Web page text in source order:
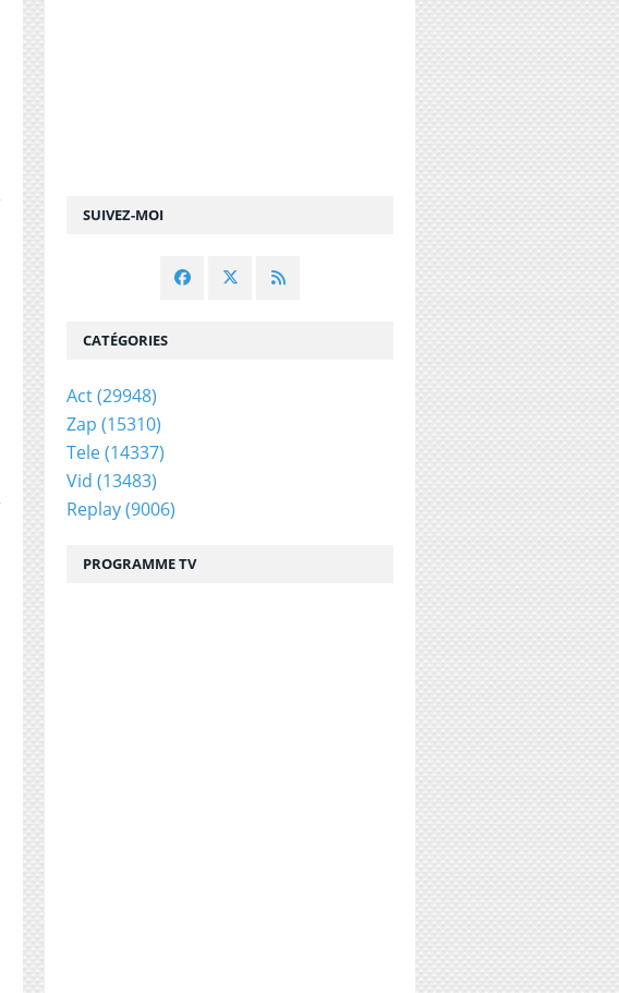
SUIVEZ-MOI
CATÉGORIES
Act(29948)
Zap (15310)
Tele(14337)
Vid (13483)
Replay(9006)
PROGRAMME TV